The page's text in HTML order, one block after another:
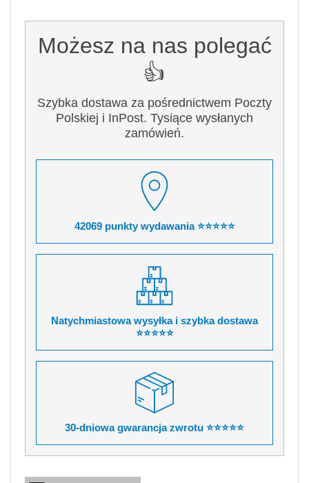
Możesz na nas polegać
👍
Szybka dostawa za pośrednictwem Poczty
Polskiej i InPost. Tysiące wysłanych
zamówień.
42069 punkty wydawania ⭐⭐⭐⭐⭐
Natychmiastowa wysyłka i szybka dostawa
⭐⭐⭐⭐⭐
30-dniowa gwarancja zwrotu ⭐⭐⭐⭐⭐